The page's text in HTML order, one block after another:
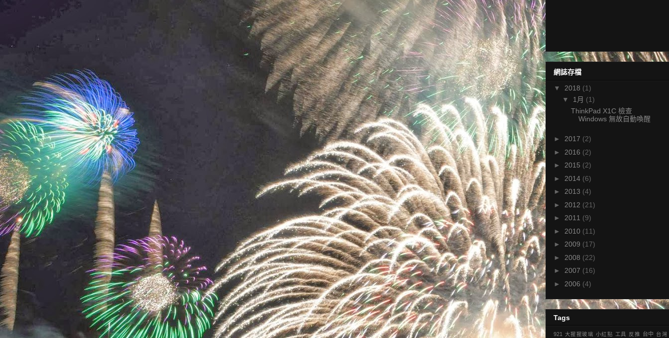
網誌存檔
▼ 2018 (1)
▼ 1月 (1)
ThinkPad X1C 檢查
Windows 無故自動喚醒
► 2017 (2)
► 2016 (2)
► 2015 (2)
► 2014 (6)
► 2013 (4)
► 2012 (21)
► 2011 (9)
► 2010 (11)
► 2009 (17)
► 2008 (22)
► 2007 (16)
► 2006 (4)
Tags
921 大猩猩玻璃 小紅點 工具 反推 台中 台灣